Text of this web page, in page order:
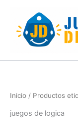
content
Inicio / Productos
juegos de logica